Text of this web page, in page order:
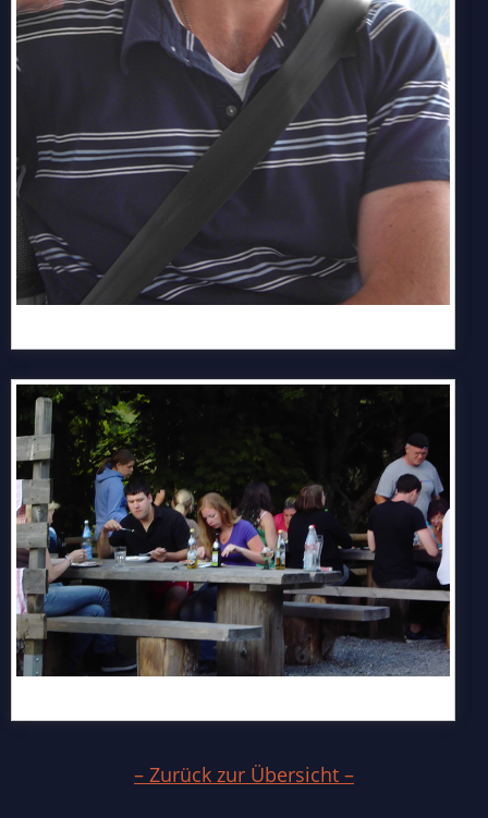
– Zurück zur Übersicht –